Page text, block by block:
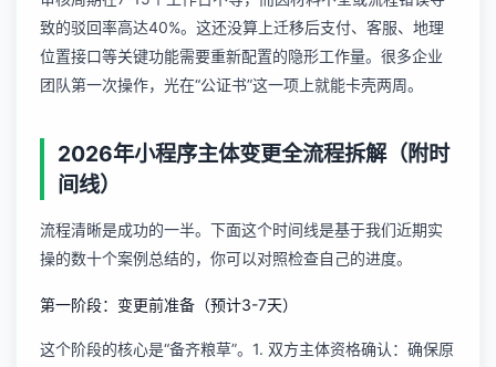
致的驳回率高达40%。这还没算上迁移后支付、客服、地理
位置接口等关键功能需要重新配置的隐形工作量。很多企业
团队第一次操作，光在“公证书”这一项上就能卡壳两周。
2026年小程序主体变更全流程拆解（附时
间线）
流程清晰是成功的一半。下面这个时间线是基于我们近期实
操的数十个案例总结的，你可以对照检查自己的进度。
第一阶段：变更前准备（预计3-7天）
这个阶段的核心是“备齐粮草”。1. 双方主体资格确认：确保原